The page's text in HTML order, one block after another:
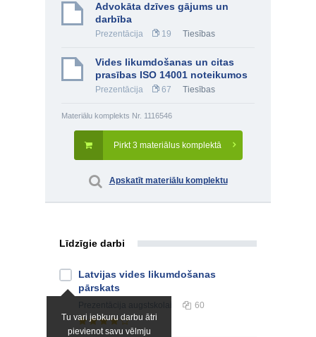
Advokāta dzīves gājums un
darbība
Prezentācija 19 Tiesības
Vides likumdošanas un citas
prasības ISO 14001 noteikumos
Prezentācija 67 Tiesības
Materiālu komplekts Nr. 1116546
Pirkt 3 materiālus komplektā
Apskatīt materiālu komplektu
Līdzīgie darbi
Tu vari jebkuru darbu ātri
pievienot savu vēlmju
Latvijas vides likumdošanas
pārskats
60